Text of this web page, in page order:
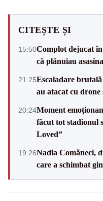
CITEȘTE ȘI
15:50Complot dejucat
că plănuiau
21:25Escaladare
au atacat cu drone
20:24Moment
făcut tot stadionul
Loved”
19:26Nadia Comăneci,
care a schimbat